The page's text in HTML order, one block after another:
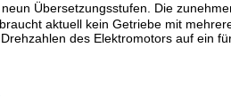
Übersetzungsstufen. Die
aktuell kein Getriebe mit
des Elektromotors auf ein